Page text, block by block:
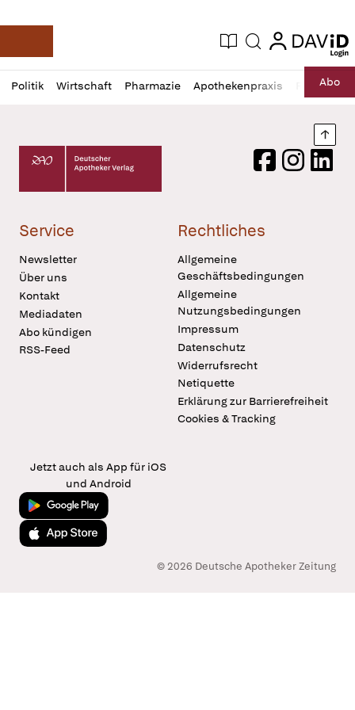
Deutsche Apotheker Zeitung
Aktuelle Ausgabe
Suche login
login
Politik Wirtschaft Pharmazie Apothekenpraxis RechtAbo
Profil
öffnen
Daz
Pur
Deutscher Apotheker Verlag Logo
FacebookInstagram
Service
Newsletter
Über uns
Kontakt
Mediadaten
Abo kündigen
RSS-Feed
Rechtliches
Allgemeine
Geschäftsbedingungen
Allgemeine
Nutzungsbedingungen
Impressum
Datenschutz
Widerrufsrecht
Netiquette
Erklärung zur Barrierefreiheit
Cookies & Tracking
Jetzt auch als App für iOS
und Android
Jetzt bei Google Play
Laden im App Store
© 2026 Deutsche Apotheker Zeitung